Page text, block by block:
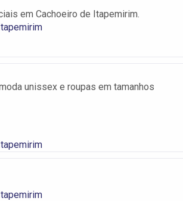
em Cachoeiro de Itapemirim.
unissex e roupas em tamanhos